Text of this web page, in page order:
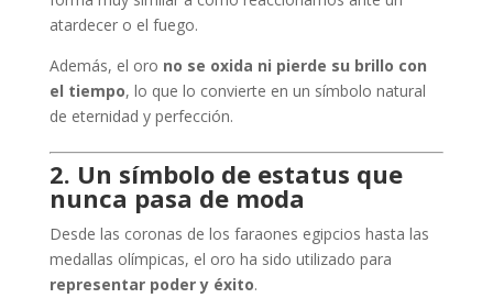
atardecer o el fuego.
Además, el oro no se oxida ni pierde su brillo con
el tiempo, lo que lo convierte en un símbolo natural
de eternidad y perfección.
2. Un símbolo de estatus que
nunca pasa de moda
Desde las coronas de los faraones egipcios hasta las
medallas olímpicas, el oro ha sido utilizado para
representar poder y éxito.